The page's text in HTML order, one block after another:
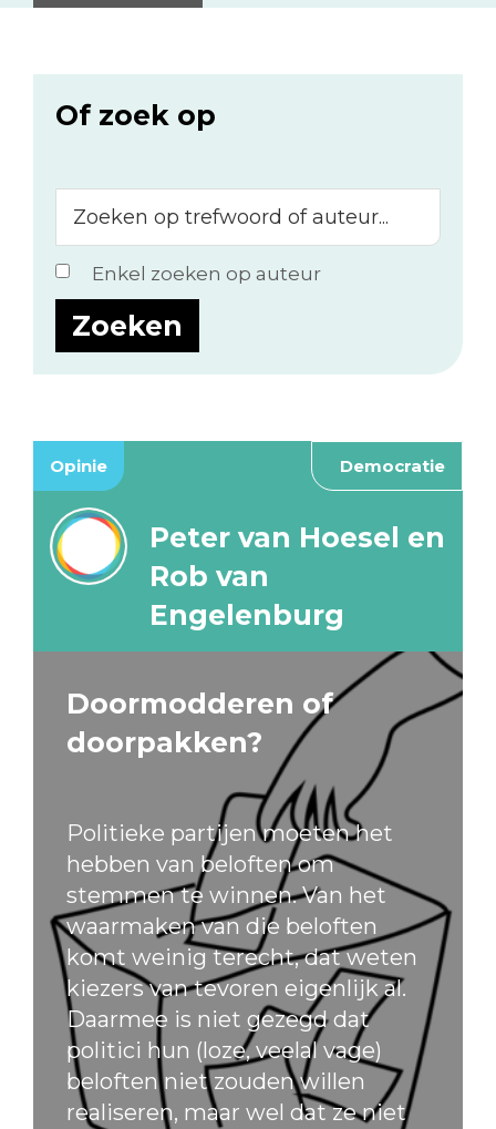
Of zoek op
op
trefwoord
of
auteur...
Enkel zoeken op auteur
Opinie Democratie
Peter van Hoesel en
Rob van
Engelenburg
Doormodderen of
doorpakken?
Politieke partijen moeten het
hebben van beloften om
stemmen te winnen. Van het
waarmaken van die beloften
komt weinig terecht, dat weten
kiezers van tevoren eigenlijk al.
Daarmee is niet gezegd dat
politici hun (loze, veelal vage)
beloften niet zouden willen
realiseren, maar wel dat ze niet